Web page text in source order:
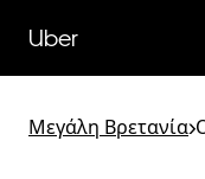
κύριο
περιεχόμενο
Uber
Μεγάλη Βρετανία>